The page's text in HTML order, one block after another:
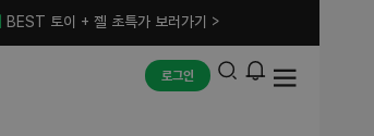
BEST 토이 + 젤 초특가 보러가기 >
로그인